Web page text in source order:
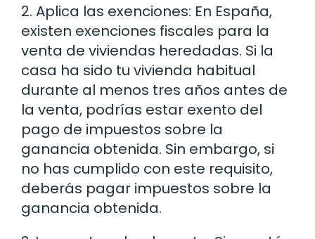
2. Aplica las exenciones: En España,
existen exenciones fiscales para la
venta de viviendas heredadas. Si la
casa ha sido tu vivienda habitual
durante al menos tres años antes de
la venta, podrías estar exento del
pago de impuestos sobre la
ganancia obtenida. Sin embargo, si
no has cumplido con este requisito,
deberás pagar impuestos sobre la
ganancia obtenida.